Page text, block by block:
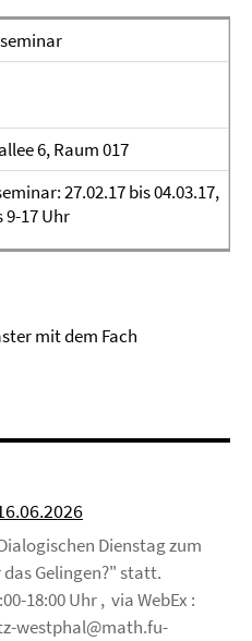
6, Raum 017
27.02.17 bis 04.03.17,
9-17 Uhr
mit dem Fach
Dienstag zum
Gelingen?" statt.
18:00 Uhr , via WebEx :
westphal@math.fu-